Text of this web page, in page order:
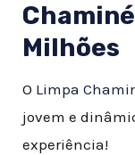
Milhões
O Limpa
jovem e
experiência!